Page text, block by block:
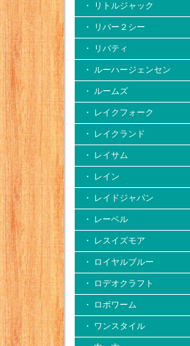
・ リトルジャック
・ リバー２シー
・ リバティ
・ ルーハージェンセン
・ ルームズ
・ レイクフォーク
・ レイクランド
・ レイサム
・ レイン
・ レイドジャパン
・ レーベル
・ レスイズモア
・ ロイヤルブルー
・ ロデオクラフト
・ ロボワーム
・ ワンスタイル